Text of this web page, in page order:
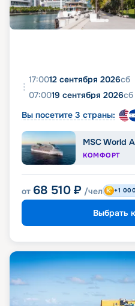
17:0012 сентября 2026сб
07:0019 сентября 2026сб
Вы посетите 3 страны:
MSC World
КОМФОРТ
от 68 510 ₽ /чел +1
Выбрать